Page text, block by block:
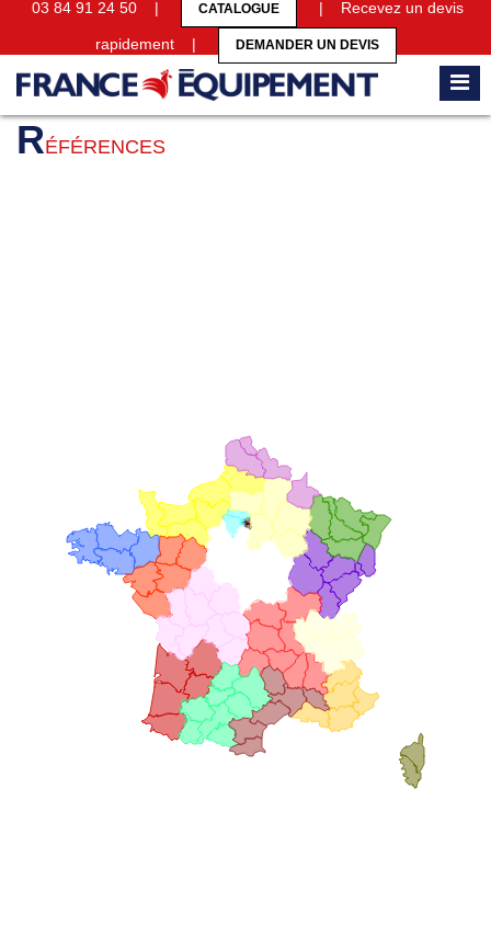
03 84 91 24 50 | CATALOGUE | Recevez un devis
rapidement | DEMANDER UN DEVIS
Accueil Références
RÉFÉRENCES